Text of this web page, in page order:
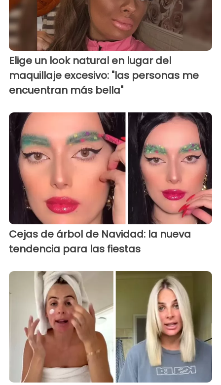
Elige un look natural en lugar del
maquillaje excesivo: "las personas me
encuentran más bella"
Cejas de árbol de Navidad: la nueva
tendencia para las fiestas